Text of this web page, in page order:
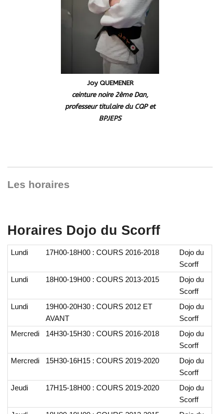
Joy QUEMENER
ceinture noire 2ème Dan,
professeur titulaire du CQP et
BPJEPS
Les horaires
Horaires Dojo du Scorff
Lundi 17H00-18H00 : COURS 2016-2018
Dojo du
Scorff
Lundi
18H00-19H00 : COURS 2013-2015
Dojo du
Scorff
Lundi
19H00-20H30 : COURS 2012 ET
AVANT
Dojo du
Scorff
Mercredi
14H30-15H30 : COURS 2016-2018
Dojo du
Scorff
Mercredi
15H30-16H15 : COURS 2019-2020
Dojo du
Scorff
Jeudi
17H15-18H00 : COURS 2019-2020
Dojo du
Scorff